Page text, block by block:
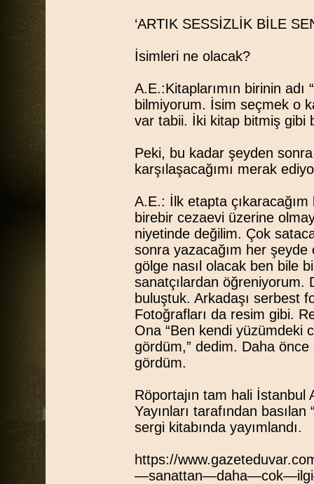
‘ARTIK SESSİZLİK BİLE
İsimleri ne olacak?
A.E.:Kitaplarımın birinin adı
bilmiyorum. İsim seçmek o
var tabii. İki kitap bitmiş gibi
Peki, bu kadar şeyden
karşılaşacağımı merak
A.E.: İlk etapta
birebir cezaevi üzerine
niyetinde değilim. Çok
sonra yazacağım her
gölge nasıl olacak ben bile
sanatçılardan öğreniyorum.
buluştuk. Arkadaşı serbest
Fotoğrafları da resim gibi.
Ona “Ben kendi yüzümdeki
gördüm,” dedim. Daha
gördüm.
Röportajın tam hali İstanbul
Yayınları tarafından
sergi kitabında yayımlandı.
https://